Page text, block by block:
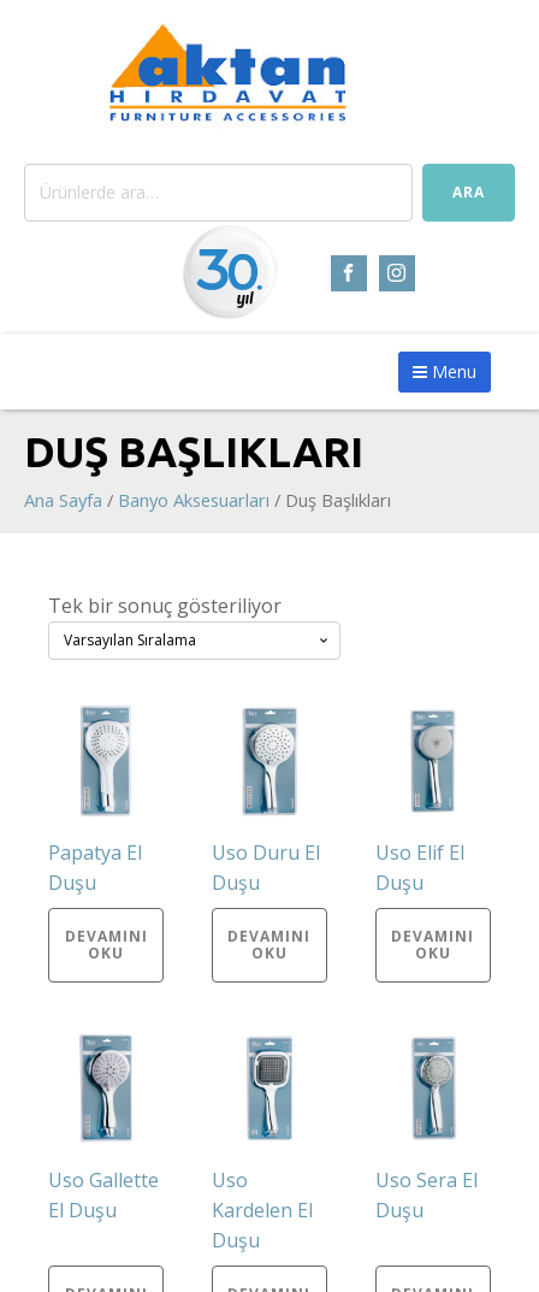
Ara: ARA
Menu
DUŞ BAŞLIKLARI
Ana Sayfa / Banyo Aksesuarları / Duş Başlıkları
Tek bir sonuç gösteriliyor
Papatya El
Duşu
DEVAMINI
OKU
Uso Duru El
Duşu
DEVAMINI
OKU
Uso Elif El
Duşu
DEVAMINI
OKU
Uso Gallette
El Duşu
Uso
Kardelen El
Duşu
Uso Sera El
Duşu